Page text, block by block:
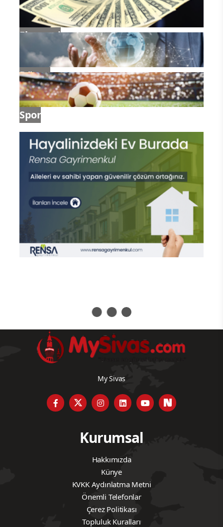
gündemine getirdi. Karasu, Gemerek Merası’nda
yıllardır geçici olarak konaklayan tarım işçilerine bu
yıl yasak getirildiğini, işçilerin bu nedenle Kızılırmak
kıyısında konaklamak zorunda kaldıklarına
dikkatleri çekti.
Son günlerde yaşanan boğulma vakaları tüm
dikkatleri Kızılırmak’a çevirdi. Sivas’ın Gemerek
ilçesinde son beş gün içinde altı kişi nehirde suya
kapıldı. 2 çocuk hayatını kaybetti, 3 kişi kurtarıldı. 1
kişiyi arama çalışmaları ise sürüyor. Gemerek’e bağlı
Yeniçubuk beldesi Burhan köyünde meydana gelen
olayda, Kızılırmak'ta çamaşır yıkadıkları sırada üç
kız kardeş akıntıya kapıldı. Akıntıya kapılanlardan
19 yaşındaki Gülistan Şahin'i yakınları sudan
çıkartmayı başardı. Ancak, 13 yaşındaki Zerda ve 15
yaşındaki Gülseren Şahin akıntıya kapılarak can
Yaşanan tüm bu acı olayların ardından ortaya çıkan
tabloyun yalnızca bir doğal afet değil, aynı zamanda
göz göre göre gelen bir ihmal ve sorumsuzluk zinciri
olduğunu ortaya koydu. Bölgede yıllardır mevsimlik
tarım işçilerinin konakladığı “Gemerek Merası”
konaklamaya kapatıldı, bölgede konaklayanlar
tabelalar yerleştirildi. Mevsimlik tarım işçisi ailelere
daha güvenli alan da gösterilmeden yapılan bu
yasakla birlikte, dışarda kalan tarım işçileri aileleri
barınabilmek için mecburen Kızılırmak kıyısında
yaşam mücadelesi veren ailelerin çocukları da açıkça